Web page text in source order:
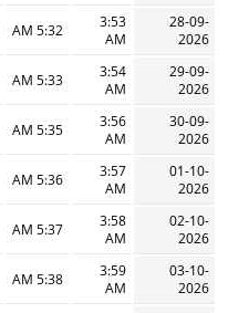
28-09-
2026
3:53
AM
5:32 AM
29-09-
2026
3:54
AM
5:33 AM
30-09-
2026
3:56
AM
5:35 AM
01-10-
2026
3:57
AM
5:36 AM
02-10-
2026
3:58
AM
5:37 AM
03-10-
2026
3:59
AM
5:38 AM